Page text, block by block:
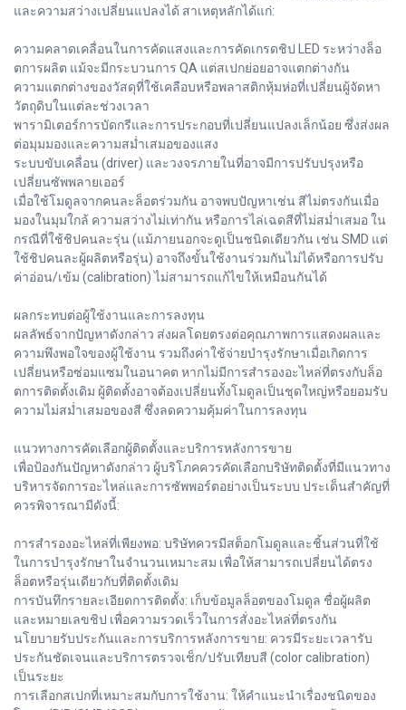
และความสว่างเปลี่ยนแปลงได้ สาเหตุหลักได้แก่:
ความคลาดเคลื่อนในการคัดแสงและการคัดเกรดชิป LED ระหว่างล็อ
ตการผลิต แม้จะมีกระบวนการ QA แต่สเปกย่อยอาจแตกต่างกัน
ความแตกต่างของวัสดุที่ใช้เคลือบหรือพลาสติกหุ้มห่อที่เปลี่ยนผู้จัดหา
วัตถุดิบในแต่ละช่วงเวลา
พารามิเตอร์การบัดกรีและการประกอบที่เปลี่ยนแปลงเล็กน้อย ซึ่งส่งผล
ต่อมุมมองและความสม่ำเสมอของแสง
ระบบขับเคลื่อน (driver) และวงจรภายในที่อาจมีการปรับปรุงหรือ
เปลี่ยนซัพพลายเออร์
เมื่อใช้โมดูลจากคนละล็อตร่วมกัน อาจพบปัญหาเช่น สีไม่ตรงกันเมื่อ
มองในมุมใกล้ ความสว่างไม่เท่ากัน หรือการไล่เฉดสีที่ไม่สม่ำเสมอ ใน
กรณีที่ใช้ชิปคนละรุ่น (แม้ภายนอกจะดูเป็นชนิดเดียวกัน เช่น SMD แต่
ใช้ชิปคนละผู้ผลิตหรือรุ่น) อาจถึงขั้นใช้งานร่วมกันไม่ได้หรือการปรับ
ค่าอ่อน/เข้ม (calibration) ไม่สามารถแก้ไขให้เหมือนกันได้
ผลกระทบต่อผู้ใช้งานและการลงทุน
ผลลัพธ์จากปัญหาดังกล่าว ส่งผลโดยตรงต่อคุณภาพการแสดงผลและ
ความพึงพอใจของผู้ใช้งาน รวมถึงค่าใช้จ่ายบำรุงรักษาเมื่อเกิดการ
เปลี่ยนหรือซ่อมแซมในอนาคต หากไม่มีการสำรองอะไหล่ที่ตรงกับล็อ
ตการติดตั้งเดิม ผู้ติดตั้งอาจต้องเปลี่ยนทั้งโมดูลเป็นชุดใหญ่หรือยอมรับ
ความไม่สม่ำเสมอของสี ซึ่งลดความคุ้มค่าในการลงทุน
แนวทางการคัดเลือกผู้ติดตั้งและบริการหลังการขาย
เพื่อป้องกันปัญหาดังกล่าว ผู้บริโภคควรคัดเลือกบริษัทติดตั้งที่มีแนวทาง
บริหารจัดการอะไหล่และการซัพพอร์ตอย่างเป็นระบบ ประเด็นสำคัญที่
ควรพิจารณามีดังนี้:
การสำรองอะไหล่ที่เพียงพอ: บริษัทควรมีสต็อกโมดูลและชิ้นส่วนที่ใช้
ในการบำรุงรักษาในจำนวนเหมาะสม เพื่อให้สามารถเปลี่ยนได้ตรง
ล็อตหรือรุ่นเดียวกับที่ติดตั้งเดิม
การบันทึกรายละเอียดการติดตั้ง: เก็บข้อมูลล็อตของโมดูล ชื่อผู้ผลิต
และหมายเลขชิป เพื่อความรวดเร็วในการสั่งอะไหล่ที่ตรงกัน
นโยบายรับประกันและการบริการหลังการขาย: ควรมีระยะเวลารับ
ประกันชัดเจนและบริการตรวจเช็ก/ปรับเทียบสี (color calibration)
เป็นระยะ
การเลือกสเปกที่เหมาะสมกับการใช้งาน: ให้คำแนะนำเรื่องชนิดของ